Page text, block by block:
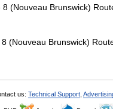
(Nouveau Brunswick)
(Nouveau Brunswick)
us: Technical Support